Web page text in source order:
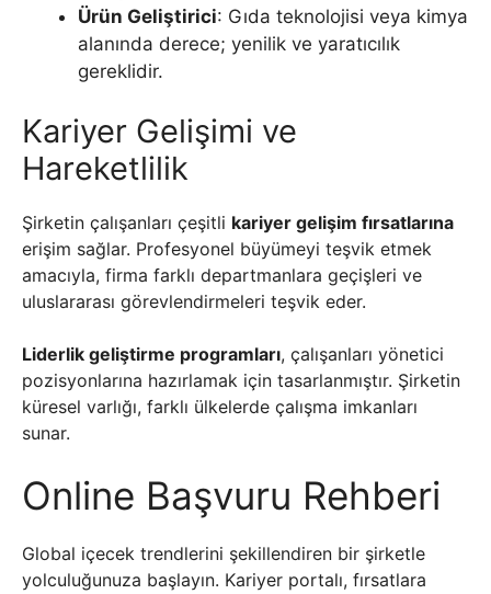
Ürün Geliştirici: Gıda teknolojisi veya kimya
alanında derece; yenilik ve yaratıcılık
gereklidir.
Kariyer Gelişimi ve
Hareketlilik
Şirketin çalışanları çeşitli kariyer gelişim fırsatlarına
erişim sağlar. Profesyonel büyümeyi teşvik etmek
amacıyla, firma farklı departmanlara geçişleri ve
uluslararası görevlendirmeleri teşvik eder.
Liderlik geliştirme programları, çalışanları yönetici
pozisyonlarına hazırlamak için tasarlanmıştır. Şirketin
küresel varlığı, farklı ülkelerde çalışma imkanları
sunar.
Online Başvuru Rehberi
Global içecek trendlerini şekillendiren bir şirketle
yolculuğunuza başlayın. Kariyer portalı, fırsatlara